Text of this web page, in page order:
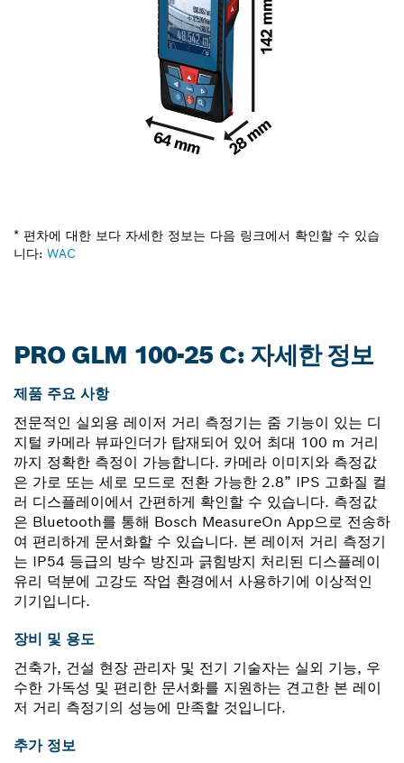
* 편차에 대한 보다 자세한 정보는 다음 링크에서 확인할 수 있습
니다: WAC
PRO GLM 100-25 C: 자세한 정보
제품 주요 사항
전문적인 실외용 레이저 거리 측정기는 줌 기능이 있는 디
지털 카메라 뷰파인더가 탑재되어 있어 최대 100 m 거리
까지 정확한 측정이 가능합니다. 카메라 이미지와 측정값
은 가로 또는 세로 모드로 전환 가능한 2.8” IPS 고화질 컬
러 디스플레이에서 간편하게 확인할 수 있습니다. 측정값
은 Bluetooth를 통해 Bosch MeasureOn App으로 전송하
여 편리하게 문서화할 수 있습니다. 본 레이저 거리 측정기
는 IP54 등급의 방수 방진과 긁힘방지 처리된 디스플레이
유리 덕분에 고강도 작업 환경에서 사용하기에 이상적인
기기입니다.
장비 및 용도
건축가, 건설 현장 관리자 및 전기 기술자는 실외 기능, 우
수한 가독성 및 편리한 문서화를 지원하는 견고한 본 레이
저 거리 측정기의 성능에 만족할 것입니다.
추가 정보